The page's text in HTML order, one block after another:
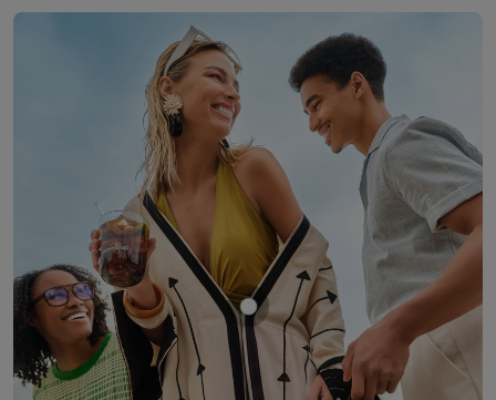
Mostrar producto COLA